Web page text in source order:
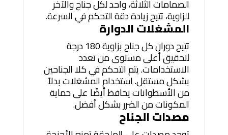
الصمامات الثلاثة، واحد لكل جناح والآخر
للزاوية، تتيح زيادة دقة التحكم في السرعة.
المشغلات الدوارة
تتيح دوران كل جناح بزاوية 180 درجة
لتحقيق أعلى مستوى من تعدد
الاستخدامات. يتم التحكم في كلا الجناحين
بشكل مستقل. استخدام المشغلات بدلاً
من الأسطوانات يحافظ أيضًا على حماية
المكونات من الضرر بشكل أفضل.
مصدات الجناح